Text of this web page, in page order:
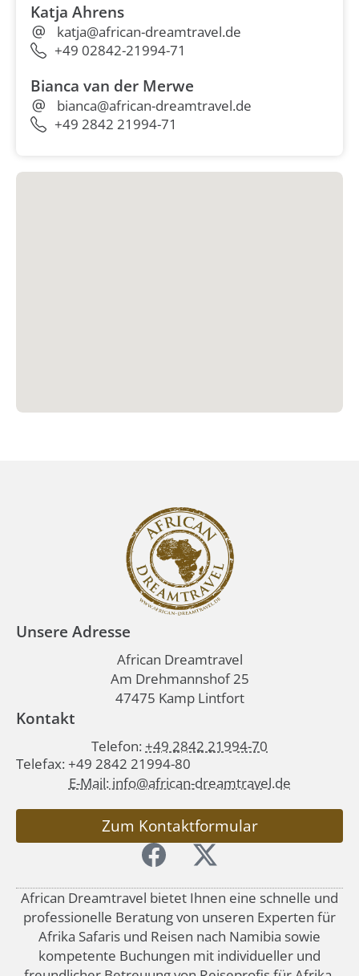
Katja Ahrens
katja@african-dreamtravel.de
+49 02842-21994-71
Bianca van der Merwe
bianca@african-dreamtravel.de
+49 2842 21994-71
Unsere Adresse
African Dreamtravel
Am Drehmannshof 25
47475 Kamp Lintfort
Kontakt
Telefon: +49 2842 21994-70
Telefax: +49 2842 21994-80
E-Mail: info@african-dreamtravel.de
Zum Kontaktformular
African Dreamtravel bietet Ihnen eine schnelle und
professionelle Beratung von unseren Experten für
Afrika Safaris und Reisen nach Namibia sowie
kompetente Buchungen mit individueller und